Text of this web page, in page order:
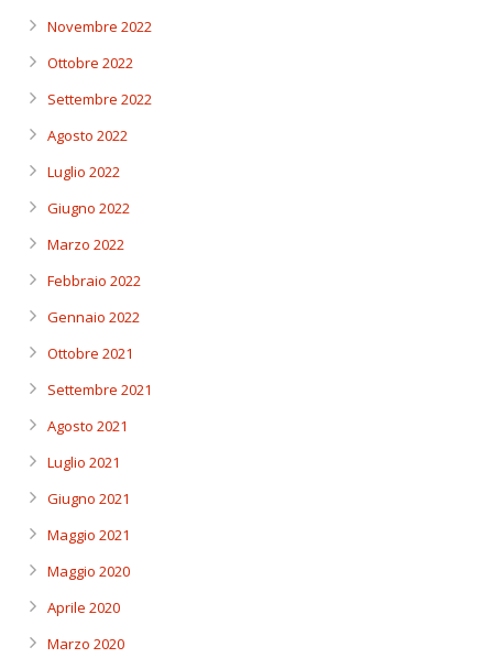
Novembre 2022
Ottobre 2022
Settembre 2022
Agosto 2022
Luglio 2022
Giugno 2022
Marzo 2022
Febbraio 2022
Gennaio 2022
Ottobre 2021
Settembre 2021
Agosto 2021
Luglio 2021
Giugno 2021
Maggio 2021
Maggio 2020
Aprile 2020
Marzo 2020